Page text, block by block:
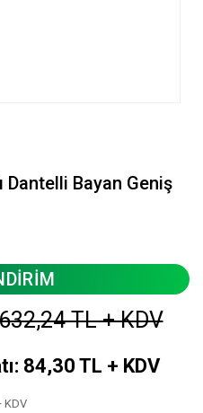
Dantelli Bayan Geniş
TL + KDV
84,30 TL + KDV
KDV